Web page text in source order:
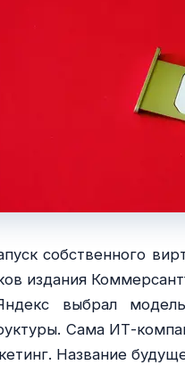
собственного
издания
выбрал
Сама ИТ-
Название